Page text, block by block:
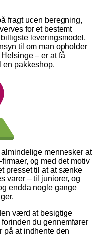
fragt uden beregning,
for et bestemt
leveringsmodel,
til om man opholder
– er at få
en pakkeshop.
mennesker at
og med det motiv
presset til at at sænke
varer – til juniorer, og
endda nogle gange
værd at besigtige
du gennemfører
på at indhente den